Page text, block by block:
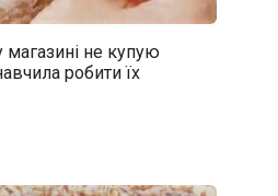
магазині не купую
робити їх